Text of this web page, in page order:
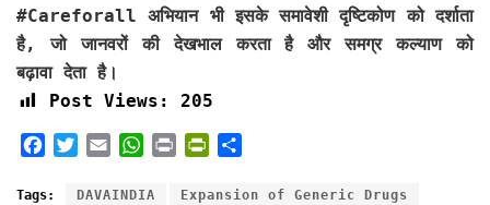
#Careforall अभियान भी इसके समावेशी दृष्टिकोण को दर्शाता
है, जो जानवरों की देखभाल करता है और समग्र कल्याण को
बढ़ावा देता है।
Post Views:
205
c
i
a
a
i
i
a
Tags: DAVAINDIA Expansion of Generic Drugs